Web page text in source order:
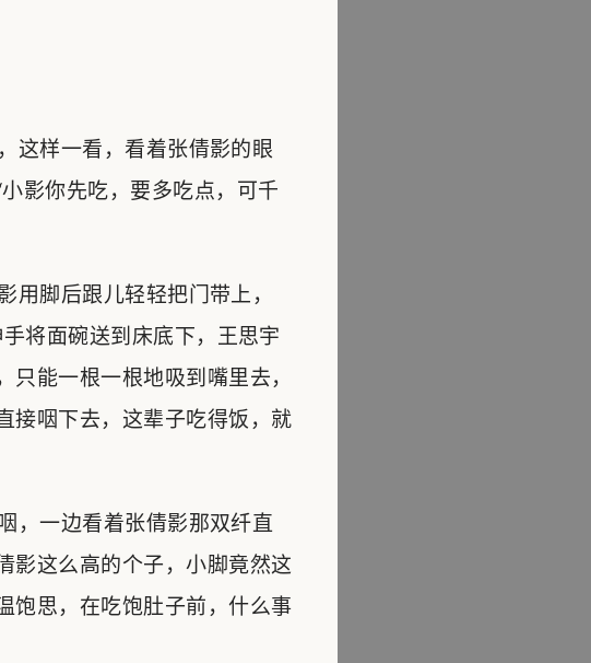
这样一看，看着张倩影的眼
影你先吃，要多吃点，可千
脚后跟儿轻轻把门带上，
将面碗送到床底下，王思宇
能一根一根地吸到嘴里去，
接咽下去，这辈子吃得饭，就
，一边看着张倩影那双纤直
影这么高的个子，小脚竟然这
饱思，在吃饱肚子前，什么事